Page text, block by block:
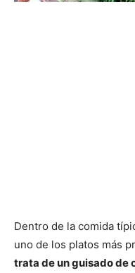
Dentro de la comida
uno de los platos más
trata de un guisado de